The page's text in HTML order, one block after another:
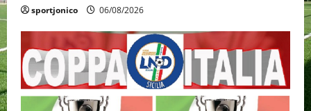
sportjonico 06/08/2026